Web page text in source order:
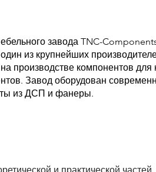
завода TNC-
из крупнейших
производстве компонентов для
Завод оборудован
из ДСП и фанеры.